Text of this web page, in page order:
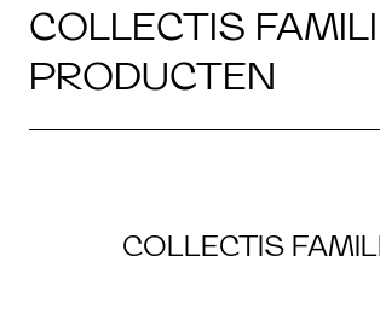
COLLECTIS
PRODUCTEN
COLLECTIS